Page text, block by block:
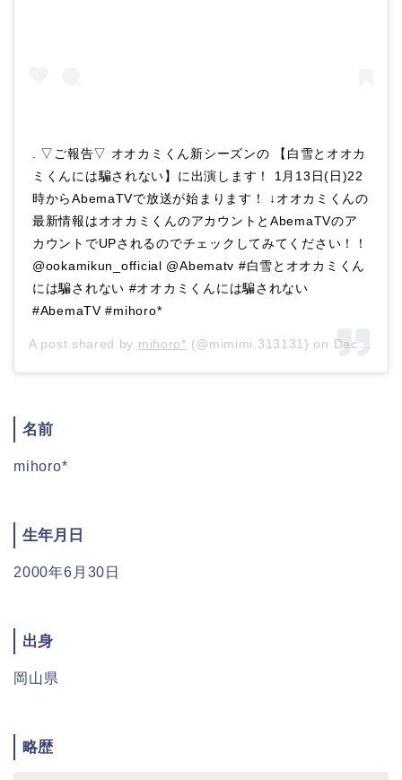
. ▽ご報告▽ オオカミくん新シーズンの 【白雪とオオカ
ミくんには騙されない】に出演します！ 1月13日(日)22
時からAbemaTVで放送が始まります！ ↓オオカミくんの
最新情報はオオカミくんのアカウントとAbemaTVのア
カウントでUPされるのでチェックしてみてください！！
@ookamikun_official @Abematv #白雪とオオカミくん
には騙されない #オオカミくんには騙されない
#AbemaTV #mihoro*
A post shared by mihoro* (@mimimi.313131) on Dec 18, 2018 at 7:01pm PST
名前
mihoro*
生年月日
2000年6月30日
出身
岡山県
略歴